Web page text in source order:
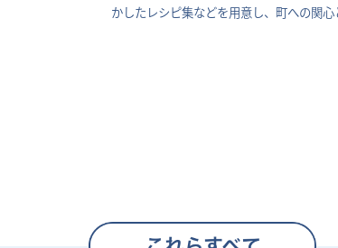
かしたレシピ集などを用意し、町への関